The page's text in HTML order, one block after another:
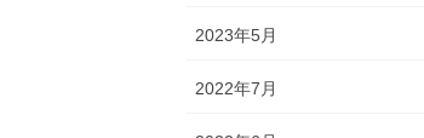
2023年5月
2022年7月